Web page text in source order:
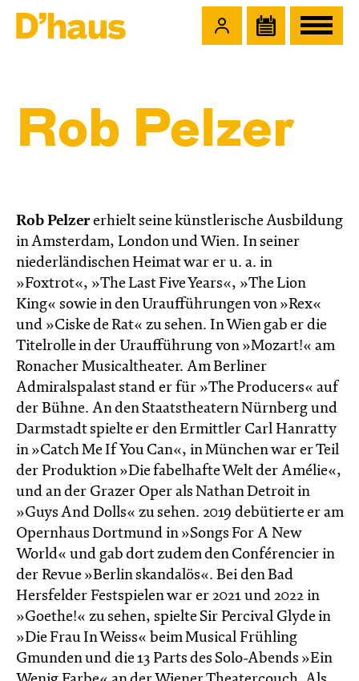
Rob Pelzer
Rob Pelzererhielt seine künstlerische Ausbildung
in Amsterdam, London und Wien. In seiner
niederländischen Heimat war er u. a. in
»Foxtrot«, »The Last Five Years«, »The Lion
King« sowie in den Uraufführungen von »Rex«
und »Ciske de Rat« zu sehen. In Wien gab er die
Titelrolle in der Uraufführung von »Mozart!« am
Ronacher Musicaltheater. Am Berliner
Admiralspalast stand er für »The Producers« auf
der Bühne. An den Staatstheatern Nürnberg und
Darmstadt spielte er den Ermittler Carl Hanratty
in »Catch Me If You Can«, in München war er Teil
der Produktion »Die fabelhafte Welt der Amélie«,
und an der Grazer Oper als Nathan Detroit in
»Guys And Dolls« zu sehen. 2019 debütierte er am
Opernhaus Dortmund in »Songs For A New
World« und gab dort zudem den Conférencier in
der Revue »Berlin skandalös«. Bei den Bad
Hersfelder Festspielen war er 2021 und 2022 in
»Goethe!« zu sehen, spielte Sir Percival Glyde in
»Die Frau In Weiss« beim Musical Frühling
Gmunden und die 13 Parts des Solo-Abends »Ein